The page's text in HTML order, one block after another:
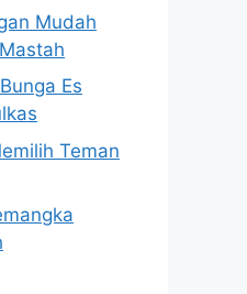
Mudah
Es
Teman